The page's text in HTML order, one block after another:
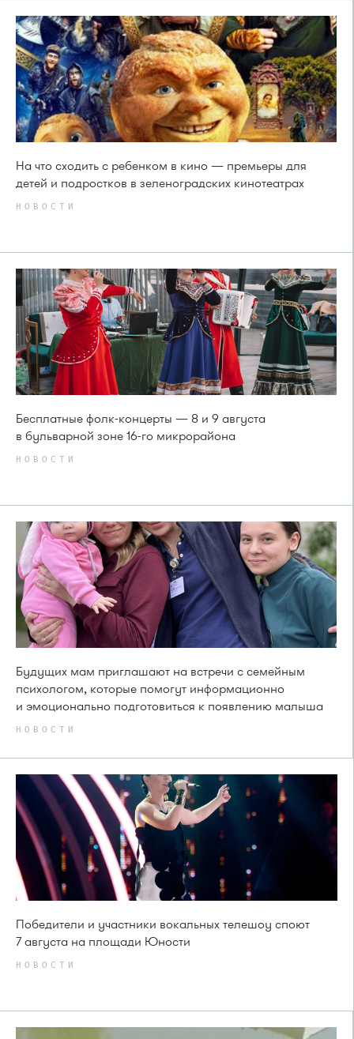
На что сходить с ребенком в кино — премьеры для
детей и подростков в зеленоградских кинотеатрах
НОВОСТИ
Бесплатные фолк-концерты — 8 и 9 августа
в бульварной зоне 16-го микрорайона
НОВОСТИ
Будущих мам приглашают на встречи с семейным
психологом, которые помогут информационно
и эмоционально подготовиться к появлению малыша
НОВОСТИ
Победители и участники вокальных телешоу споют
7 августа на площади Юности
НОВОСТИ